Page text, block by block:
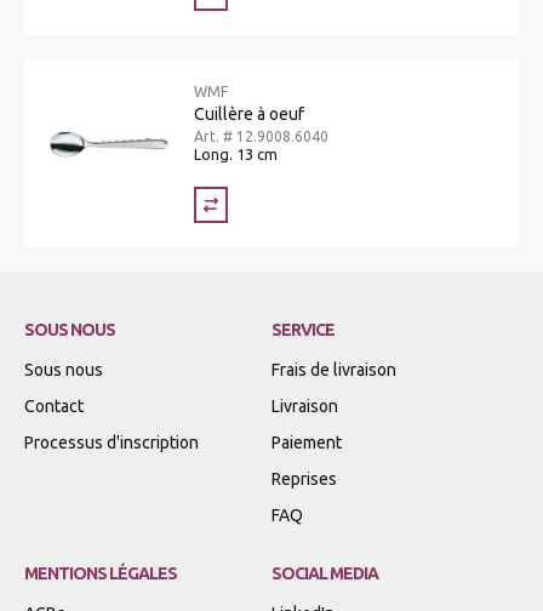
WMF
Cuillère à oeuf
Art. # 12.9008.6040
Long. 13 cm
SOUS NOUS
Sous nous
Contact
Processus d'inscription
SERVICE
Frais de livraison
Livraison
Paiement
Reprises
FAQ
MENTIONS LÉGALES SOCIAL MEDIA